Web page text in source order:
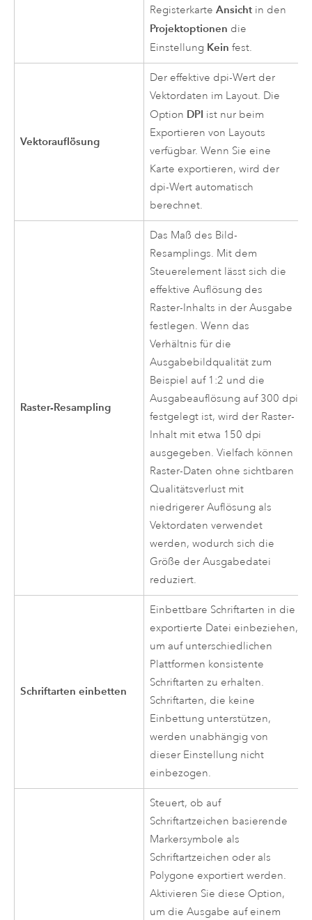
RegisterkarteAnsicht in den
Projektoptionen die
Einstellung Kein fest.
Vektorauflösung
Der effektive dpi-Wert der
Vektordaten im Layout. Die
Option DPI ist nur beim
Exportieren von Layouts
verfügbar. Wenn Sie eine
Karte exportieren, wird der
dpi-Wert automatisch
berechnet.
Raster-Resampling
Das Maß des Bild-
Resamplings. Mit dem
Steuerelement lässt sich die
effektive Auflösung des
Raster-Inhalts in der Ausgabe
festlegen. Wenn das
Verhältnis für die
Ausgabebildqualität zum
Beispiel auf 1:2 und die
Ausgabeauflösung auf 300 dpi
festgelegt ist, wird der Raster-
Inhalt mit etwa 150 dpi
ausgegeben. Vielfach können
Raster-Daten ohne sichtbaren
Qualitätsverlust mit
niedrigerer Auflösung als
Vektordaten verwendet
werden, wodurch sich die
Größe der Ausgabedatei
reduziert.
Schriftarten einbetten
Einbettbare Schriftarten in die
exportierte Datei einbeziehen,
um auf unterschiedlichen
Plattformen konsistente
Schriftarten zu erhalten.
Schriftarten, die keine
Einbettung unterstützen,
werden unabhängig von
dieser Einstellung nicht
einbezogen.
Steuert, ob auf
Schriftartzeichen basierende
Markersymbole als
Schriftartzeichen oder als
Polygone exportiert werden.
Aktivieren Sie diese Option,
um die Ausgabe auf einem